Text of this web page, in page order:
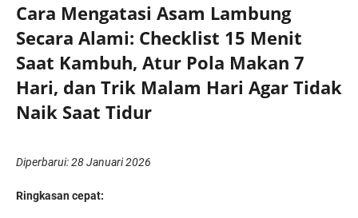
Cara Mengatasi Asam Lambung
Secara Alami: Checklist 15 Menit
Saat Kambuh, Atur Pola Makan 7
Hari, dan Trik Malam Hari Agar Tidak
Naik Saat Tidur
Diperbarui: 28 Januari 2026
Ringkasan cepat: